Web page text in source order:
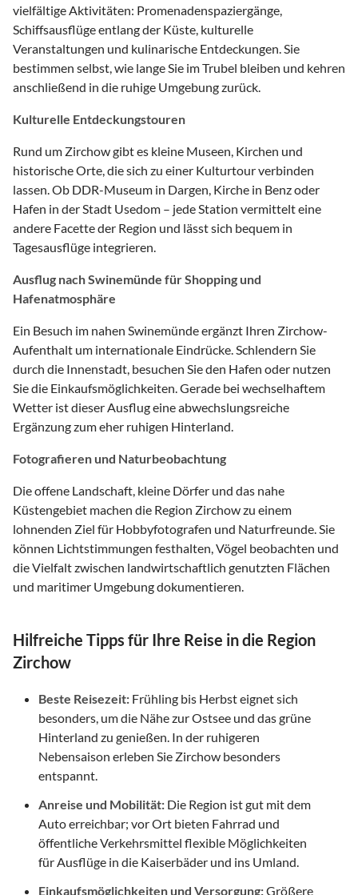
vielfältige Aktivitäten: Promenadenspaziergänge,
Schiffsausflüge entlang der Küste, kulturelle
Veranstaltungen und kulinarische Entdeckungen. Sie
bestimmen selbst, wie lange Sie im Trubel bleiben und kehren
anschließend in die ruhige Umgebung zurück.
Kulturelle Entdeckungstouren
Rund um Zirchow gibt es kleine Museen, Kirchen und
historische Orte, die sich zu einer Kulturtour verbinden
lassen. Ob DDR-Museum in Dargen, Kirche in Benz oder
Hafen in der Stadt Usedom – jede Station vermittelt eine
andere Facette der Region und lässt sich bequem in
Tagesausflüge integrieren.
Ausflug nach Swinemünde für Shopping und
Hafenatmosphäre
Ein Besuch im nahen Swinemünde ergänzt Ihren Zirchow-
Aufenthalt um internationale Eindrücke. Schlendern Sie
durch die Innenstadt, besuchen Sie den Hafen oder nutzen
Sie die Einkaufsmöglichkeiten. Gerade bei wechselhaftem
Wetter ist dieser Ausflug eine abwechslungsreiche
Ergänzung zum eher ruhigen Hinterland.
Fotografieren und Naturbeobachtung
Die offene Landschaft, kleine Dörfer und das nahe
Küstengebiet machen die Region Zirchow zu einem
lohnenden Ziel für Hobbyfotografen und Naturfreunde. Sie
können Lichtstimmungen festhalten, Vögel beobachten und
die Vielfalt zwischen landwirtschaftlich genutzten Flächen
und maritimer Umgebung dokumentieren.
Hilfreiche Tipps für Ihre Reise in die Region
Zirchow
Beste Reisezeit: Frühling bis Herbst eignet sich
besonders, um die Nähe zur Ostsee und das grüne
Hinterland zu genießen. In der ruhigeren
Nebensaison erleben Sie Zirchow besonders
entspannt.
Anreise und Mobilität: Die Region ist gut mit dem
Auto erreichbar; vor Ort bieten Fahrrad und
öffentliche Verkehrsmittel flexible Möglichkeiten
für Ausflüge in die Kaiserbäder und ins Umland.
Einkaufsmöglichkeiten und Versorgung:Größere